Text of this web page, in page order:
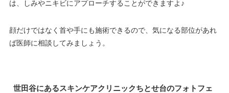
は、しみやニキビにアプローチすることができますよ♪
顔だけではなく首や手にも施術できるので、気になる部位があれ
ば医師に相談してみましょう。
世田谷にあるスキンケアクリニックちとせ台のフォトフェ